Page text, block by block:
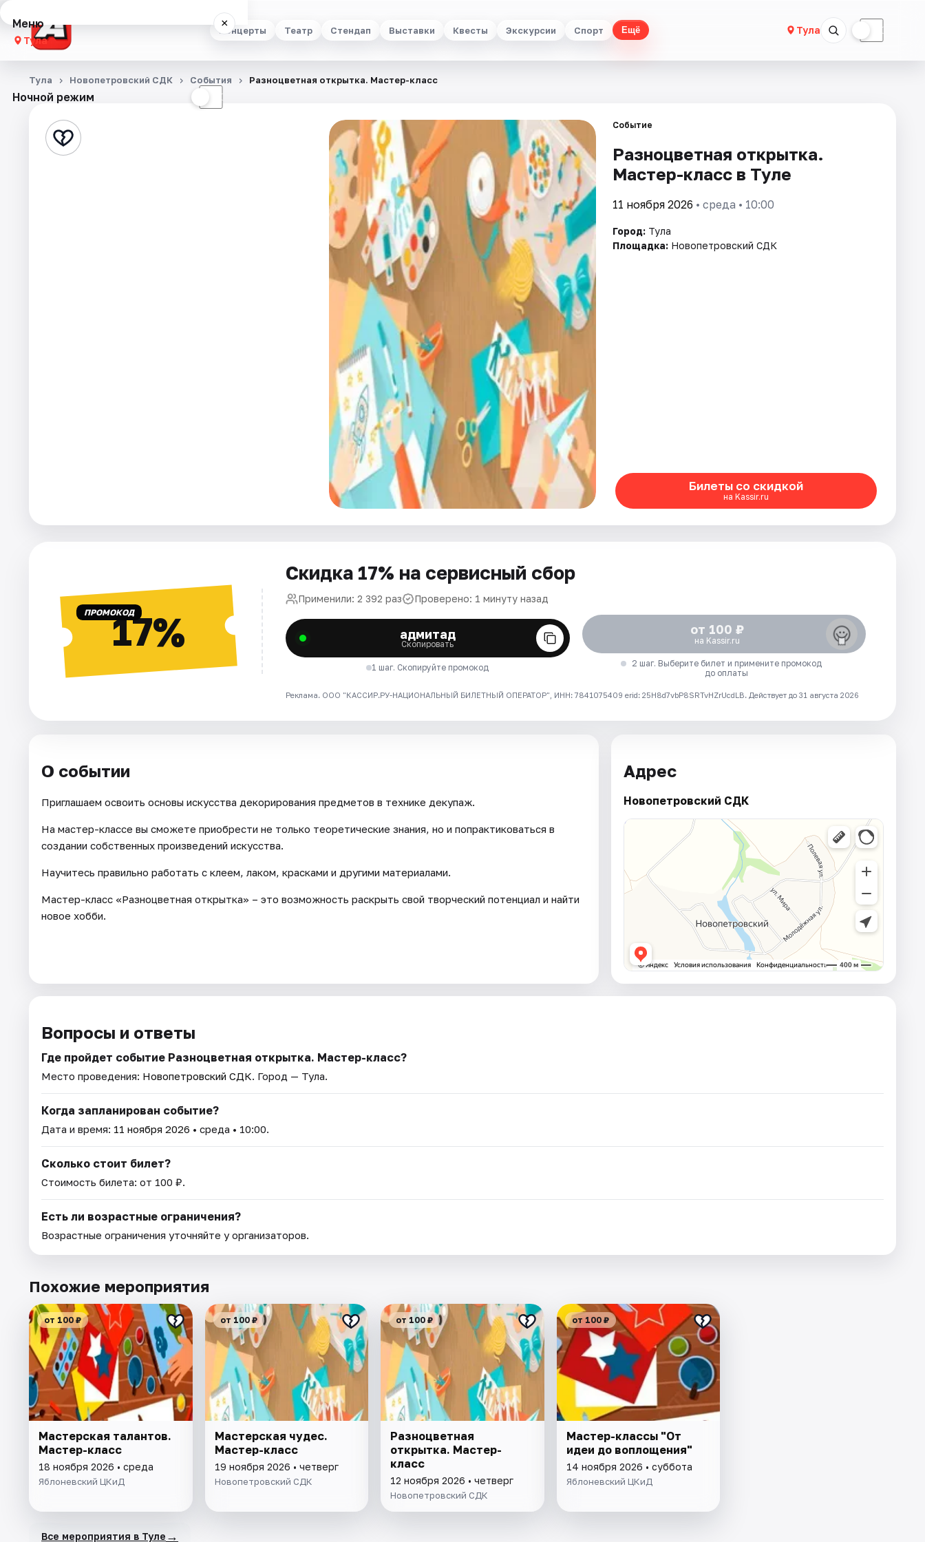
Концерты Театр Стендап Выставки Квесты Экскурсии Спорт Ещё Тула ☾
Меню ×
Тула
Концерты
Стендап
Ночной режим ☾
Тула Новопетровский СДК События Разноцветная открытка. Мастер-класс
Событие
Разноцветная открытка.
Мастер-класс в Туле
11 ноября 2026 • среда • 10:00
Город: Тула
Площадка: Новопетровский СДК
Билеты со скидкой
на Kassir.ru
ПРОМОКОД17%
Скидка 17% на сервисный сбор
Применили: 2 392 раз Проверено: 1 минуту назад
адмитад
Скопировать
1 шаг. Скопируйте промокод
от 100 ₽
на Kassir.ru
2 шаг. Выберите билет и примените промокод
до оплаты
Реклама. ООО "КАССИР.РУ-НАЦИОНАЛЬНЫЙ БИЛЕТНЫЙ ОПЕРАТОР", ИНН: 7841075409 erid: 25H8d7vbP8SRTvHZrUcdLB. Действует до 31 августа 2026
О событии
Приглашаем освоить основы искусства декорирования предметов в технике декупаж.
На мастер-классе вы сможете приобрести не только теоретические знания, но и попрактиковаться в
создании собственных произведений искусства.
Научитесь правильно работать с клеем, лаком, красками и другими материалами.
Мастер-класс «Разноцветная открытка» – это возможность раскрыть свой творческий потенциал и найти
новое хобби.
Адрес
Новопетровский СДК
Вопросы и ответы
Где пройдет событие Разноцветная открытка. Мастер-класс?
Место проведения: Новопетровский СДК. Город — Тула.
Когда запланирован событие?
Дата и время: 11 ноября 2026 • среда • 10:00.
Сколько стоит билет?
Стоимость билета: от 100 ₽.
Есть ли возрастные ограничения?
Возрастные ограничения уточняйте у организаторов.
Похожие мероприятия
от 100 ₽
Мастерская талантов.
Мастер-класс
18 ноября 2026 • среда
Яблоневский ЦКиД
от 100 ₽
Мастерская чудес.
Мастер-класс
19 ноября 2026 • четверг
Новопетровский СДК
от 100 ₽
Разноцветная
открытка. Мастер-
класс
12 ноября 2026 • четверг
Новопетровский СДК
от 100 ₽
Мастер-классы "От
идеи до воплощения"
14 ноября 2026 • суббота
Яблоневский ЦКиД
Все мероприятия в Туле →